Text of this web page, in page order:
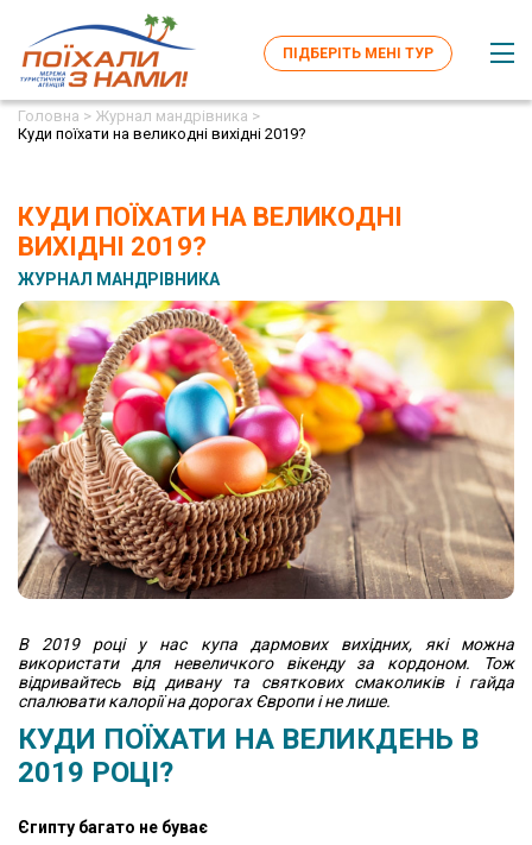
ПІДБЕРІТЬ МЕНІ ТУР
Головна > Журнал мандрівника >
Куди поїхати на великодні вихідні 2019?
КУДИ ПОЇХАТИ НА ВЕЛИКОДНІ
ВИХІДНІ 2019?
ЖУРНАЛ МАНДРІВНИКА
В 2019 році у нас купа дармових вихідних, які можна
використати для невеличкого вікенду за кордоном. Тож
відривайтесь від дивану та святкових смаколиків і гайда
спалювати калорії на дорогах Європи і не лише.
КУДИ ПОЇХАТИ НА ВЕЛИКДЕНЬ В
2019 РОЦІ?
Єгипту багато не буває